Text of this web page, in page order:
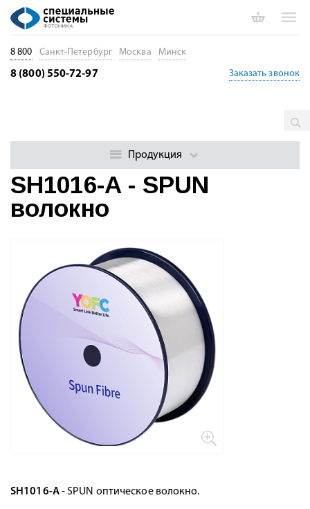
SH1016-A - SPUN волокно
SH1016-A - SPUN
волокно
SH1016-A- SPUN оптическое волокно.
8 800 Санкт-Петербург Москва Минск
8 (800) 550-72-97 Заказать звонок
Продукция